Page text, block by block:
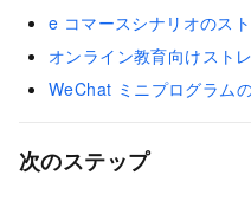
e コマースシナリオのス
オンライン教育向けスト
WeChat ミニプログラム
次のステップ